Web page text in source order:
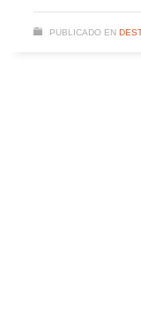
PUBLICADO EN